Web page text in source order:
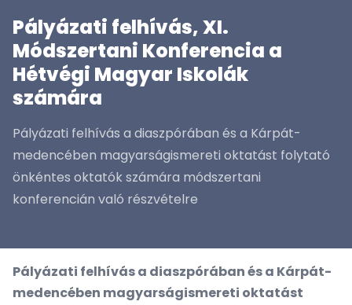
Pályázati felhívás, XI.
Módszertani Konferencia a
Hétvégi Magyar Iskolák
számára
Pályázati felhívás a diaszpórában és a Kárpát-
medencében magyarságismereti oktatást folytató
önkéntes oktatók számára módszertani
konferencián való részvételre
Pályázati felhívás a diaszpórában és a Kárpát-
medencében magyarságismereti oktatást